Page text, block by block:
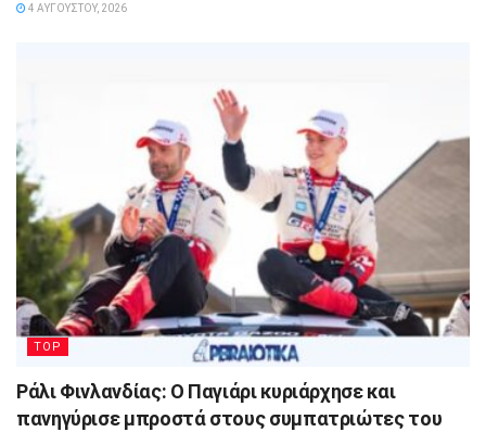
4 ΑΥΓΟΎΣΤΟΥ, 2026
TOP
Ράλι Φινλανδίας: Ο Παγιάρι κυριάρχησε και
πανηγύρισε μπροστά στους συμπατριώτες του